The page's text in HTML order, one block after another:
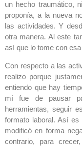
un hecho traumático,
proponía, a la nueva
las actividades. Y
otra manera. Al este
así que lo tome con
Con respecto a las
realizo porque
entiendo que hay
mí fue de pausar
herramientas, seguir
formato laboral. Así
modificó en forma
contrario, para